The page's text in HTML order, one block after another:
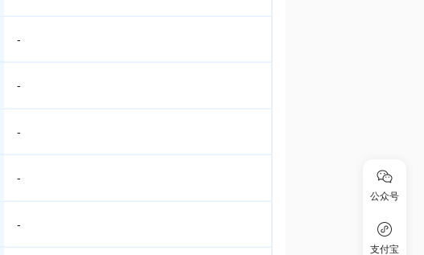
-
-
-
-
-
公众号
支付宝